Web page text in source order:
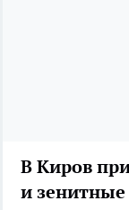
В Киров
и